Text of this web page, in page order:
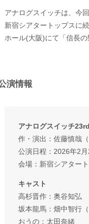
アナログスイッチは、今
新宿シアタートップスに
ホール(大阪)にて「信長の
演情報
アナログスイッチ
作・演出：佐藤慎哉
公演日程：2026年2
会場：新宿シアター
キャスト
高杉晋作：奥谷知弘
坂本龍馬：畑中智行
おうの：太田奈緒